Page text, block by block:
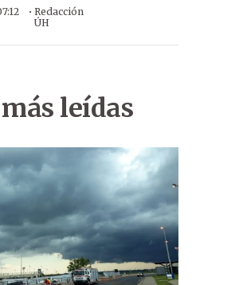
· Redacción
ÚH
leídas